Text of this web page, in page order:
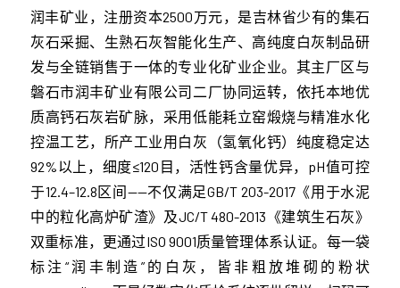
润丰矿业，注册资本2500万元，是吉林省少有的集石
灰石采掘、生熟石灰智能化生产、高纯度白灰制品研
发与全链销售于一体的专业化矿业企业。其主厂区与
磐石市润丰矿业有限公司二厂协同运转，依托本地优
质高钙石灰岩矿脉，采用低能耗立窑煅烧与精准水化
控温工艺，所产工业用白灰（氢氧化钙）纯度稳定达
92%以上，细度≤120目，活性钙含量优异，pH值可控
于12.4–12.8区间——不仅满足GB/T 203-2017《用于水泥
中的粒化高炉矿渣》及JC/T 480-2013《建筑生石灰》
双重标准，更通过ISO 9001质量管理体系认证。每一袋
标注“润丰制造”的白灰，皆非粗放堆砌的粉状